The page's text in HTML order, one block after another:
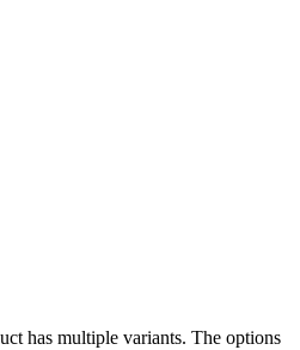
has multiple variants. The options